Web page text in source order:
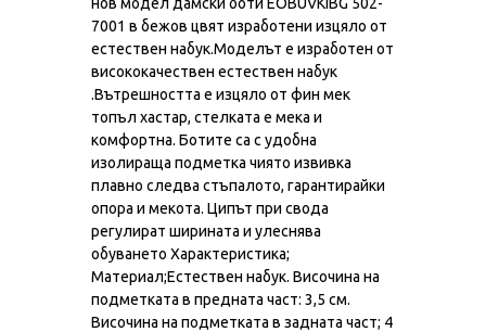
7001 в бежов цвят изработени изцяло от
естествен набук.Моделът е изработен от
висококачествен естествен набук
.Вътрешността е изцяло от фин мек
топъл хастар, стелката е мека и
комфортна. Ботите са с удобна
изолираща подметка чиято извивка
плавно следва стъпалото, гарантирайки
опора и мекота. Ципът при свода
регулират ширината и улеснява
обуването Характеристика;
Материал;Естествен набук. Височина на
подметката в предната част: 3,5 см.
Височина на подметката в задната част; 4